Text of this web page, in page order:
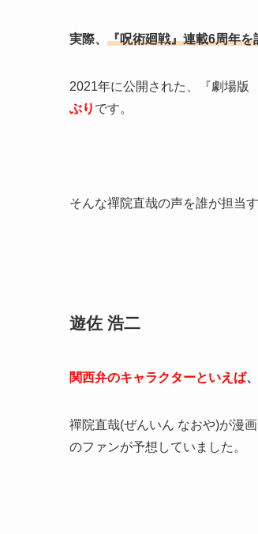
実際、 『呪術廻戦』連載6周年
2021年に公開された、『劇場
ぶり です。
そんな禪院直哉の声を誰が担当
遊佐 浩二
関西弁のキャラクターといえば
禪院直哉(ぜんいん なおや)が漫
のファンが予想していました。